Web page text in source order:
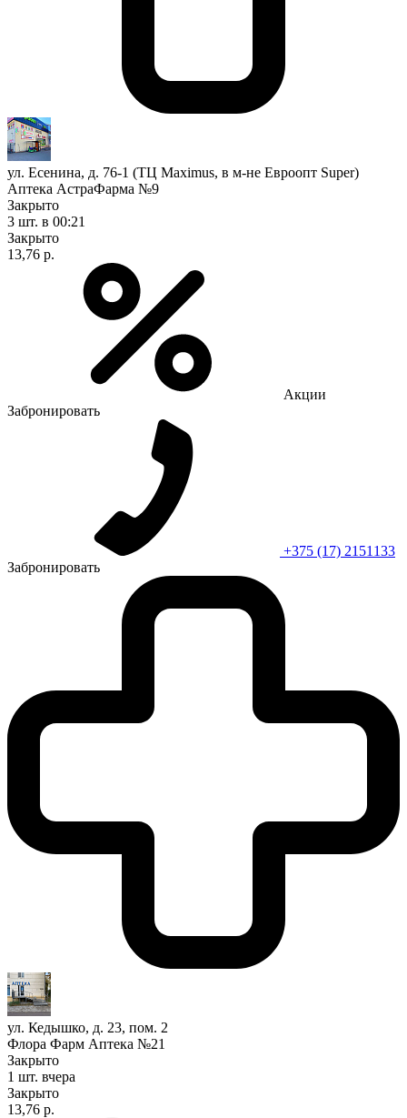
ул. Есенина, д. 76-1 (ТЦ Maximus, в м-не Евроопт Super)
Аптека АстраФарма №9
Закрыто
3 шт. в 00:21
Закрыто
13,76 р.
Акции
Забронировать
+375 (17) 2151133
Забронировать
ул. Кедышко, д. 23, пом. 2
Флора Фарм Аптека №21
Закрыто
1 шт. вчера
Закрыто
13,76 р.